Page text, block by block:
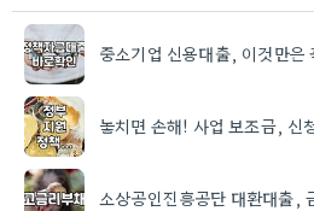
중소기업 신용대출, 이것만은
놓치면 손해! 사업 보조금, 신
소상공인진흥공단 대환대출,